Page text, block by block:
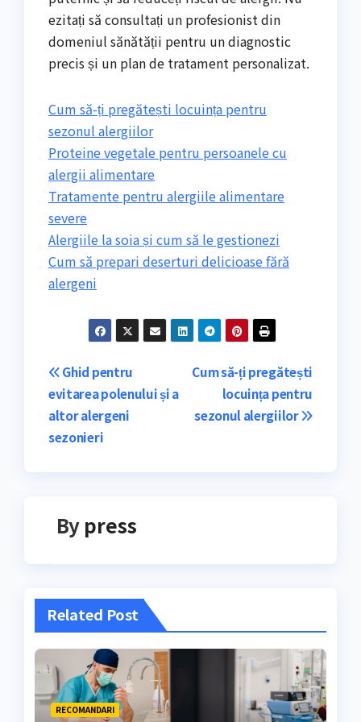
ezitați să consultați un profesionist din
domeniul sănătății pentru un diagnostic
precis și un plan de tratament personalizat.
Cum să-ți pregătești locuința pentru
sezonul alergiilor
Proteine vegetale pentru persoanele cu
alergii alimentare
Tratamente pentru alergiile alimentare
severe
Alergiile la soia și cum să le gestionezi
Cum să prepari deserturi delicioase fără
alergeni
Navigare
în
articole
Cum să-ți pregătești
locuința pentru
sezonul alergiilor
Ghid pentru
evitarea polenului și a
altor alergeni
sezonieri
By press
Related Post
RECOMANDARI